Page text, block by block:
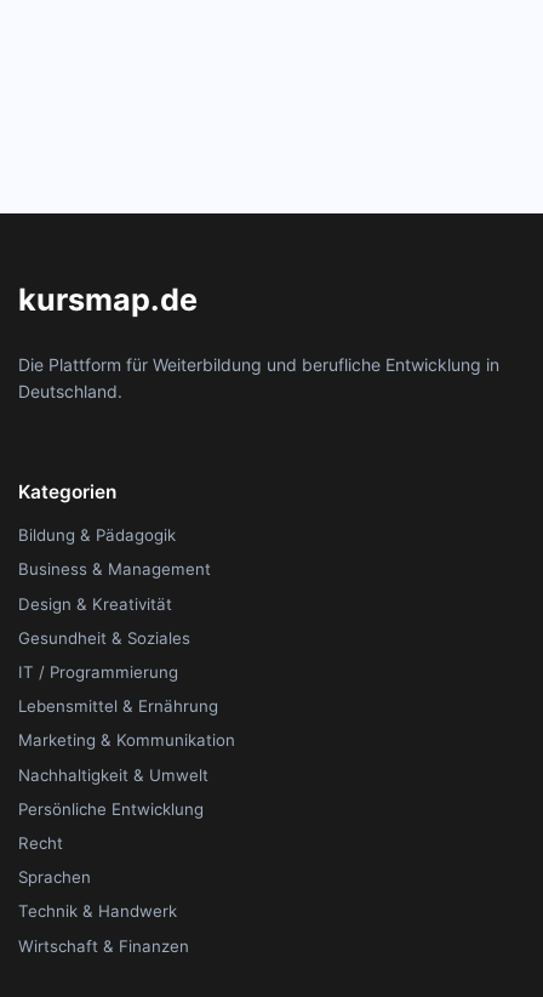
kursmap.de
Die Plattform für Weiterbildung und berufliche Entwicklung in
Deutschland.
Kategorien
Bildung & Pädagogik
Business & Management
Design & Kreativität
Gesundheit & Soziales
IT / Programmierung
Lebensmittel & Ernährung
Marketing & Kommunikation
Nachhaltigkeit & Umwelt
Persönliche Entwicklung
Recht
Sprachen
Technik & Handwerk
Wirtschaft & Finanzen